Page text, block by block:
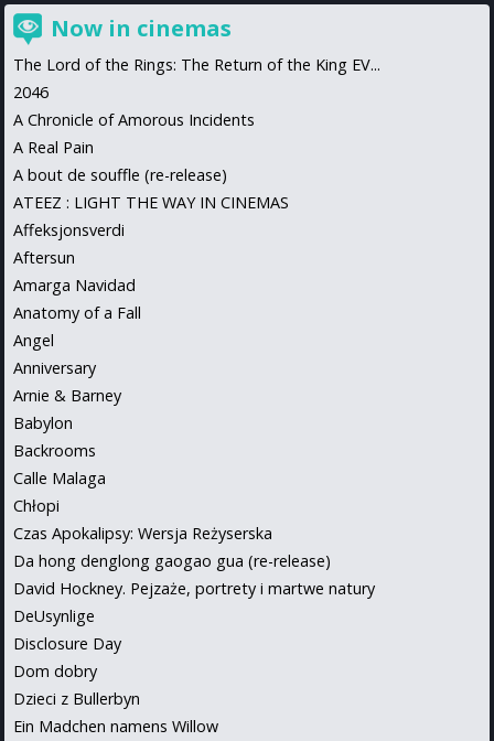
Now in cinemas
The Lord of the Rings: The Return of the King EV...
2046
A Chronicle of Amorous Incidents
A Real Pain
A bout de souffle (re-release)
ATEEZ : LIGHT THE WAY IN CINEMAS
Affeksjonsverdi
Aftersun
Amarga Navidad
Anatomy of a Fall
Angel
Anniversary
Arnie & Barney
Babylon
Backrooms
Calle Malaga
Chłopi
Czas Apokalipsy: Wersja Reżyserska
Da hong denglong gaogao gua (re-release)
David Hockney. Pejzaże, portrety i martwe natury
DeUsynlige
Disclosure Day
Dom dobry
Dzieci z Bullerbyn
Ein Madchen namens Willow